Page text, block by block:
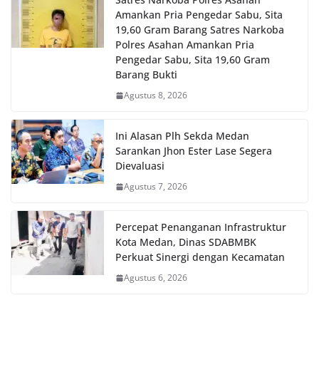
Amankan Pria Pengedar Sabu, Sita
19,60 Gram Barang Satres Narkoba
Polres Asahan Amankan Pria
Pengedar Sabu, Sita 19,60 Gram
Barang Bukti
Agustus 8, 2026
Ini Alasan Plh Sekda Medan
Sarankan Jhon Ester Lase Segera
Dievaluasi
Agustus 7, 2026
Percepat Penanganan Infrastruktur
Kota Medan, Dinas SDABMBK
Perkuat Sinergi dengan Kecamatan
Agustus 6, 2026